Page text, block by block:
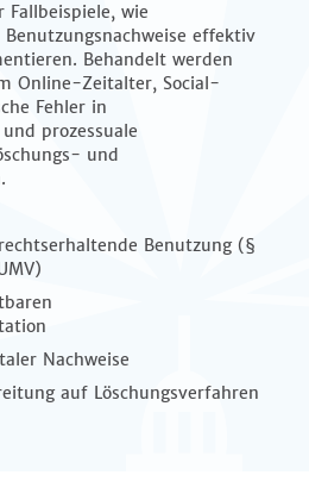
Fallbeispiele, wie
effektiv
Behandelt werden
Online-Zeitalter, Social-
Fehler in
prozessuale
und
Benutzung (§
Nachweise
auf Löschungsverfahren